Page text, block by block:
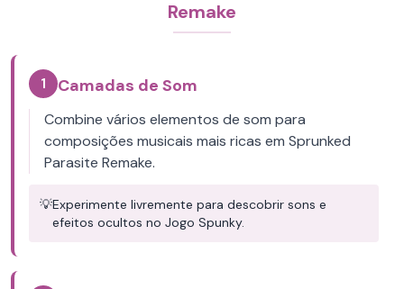
Remake
1 Camadas de Som
Combine vários elementos de som para
composições musicais mais ricas em Sprunked
Parasite Remake.
💡Experimente livremente para descobrir sons e
efeitos ocultos no Jogo Spunky.